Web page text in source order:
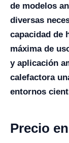
de modelos
diversas
capacidad de
máxima de
y aplicación
calefactora
entornos
Precio